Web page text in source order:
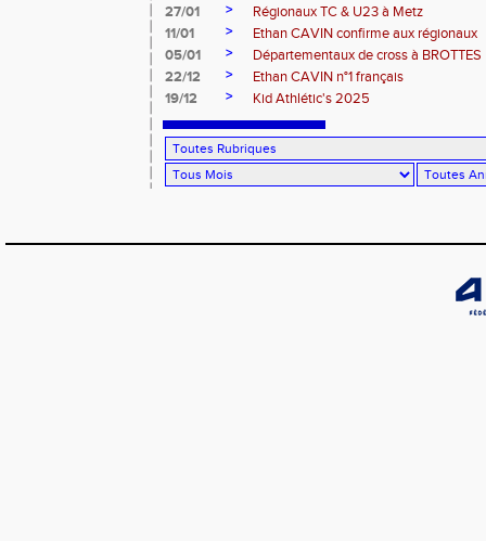
27/01
>
Régionaux TC & U23 à Metz
11/01
>
Ethan CAVIN confirme aux régionaux
05/01
>
Départementaux de cross à BROTTES
22/12
>
Ethan CAVIN n°1 français
19/12
> Kid Athlétic's 2025